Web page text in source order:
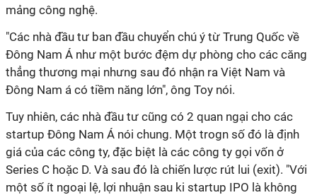
mảng công nghệ.
"Các nhà đầu tư ban đầu chuyển chú ý từ Trung Quốc về
Đông Nam Á như một bước đệm dự phòng cho các căng
thẳng thương mại nhưng sau đó nhận ra Việt Nam và
Đông Nam á có tiềm năng lớn", ông Toy nói.
Tuy nhiên, các nhà đầu tư cũng có 2 quan ngại cho các
startup Đông Nam Á nói chung. Một trogn số đó là định
giá của các công ty, đặc biệt là các công ty gọi vốn ở
Series C hoặc D. Và sau đó là chiến lược rút lui (exit). "Với
một số ít ngoại lệ, lợi nhuận sau ki startup IPO là không